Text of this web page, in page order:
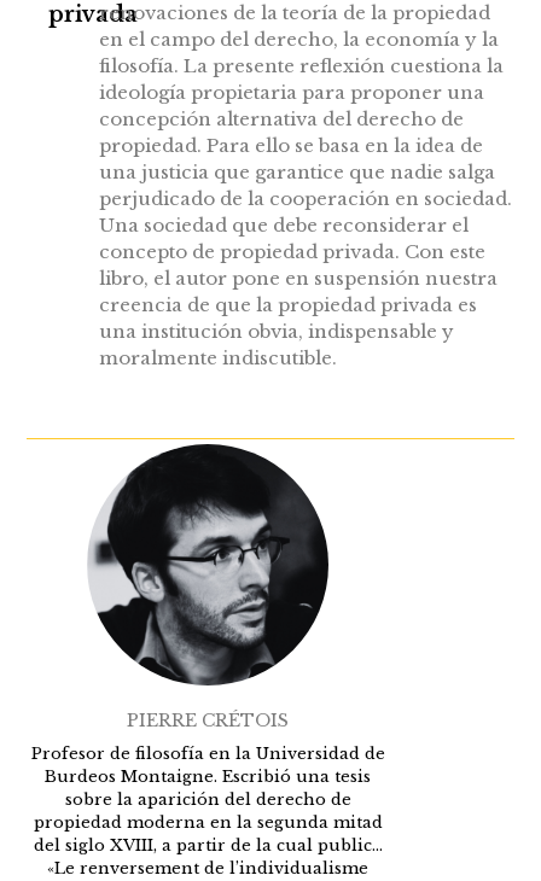
privadarenovaciones de la teoría de la propiedad
en el campo del derecho, la economía y la
filosofía. La presente reflexión cuestiona la
ideología propietaria para proponer una
concepción alternativa del derecho de
propiedad. Para ello se basa en la idea de
una justicia que garantice que nadie salga
perjudicado de la cooperación en sociedad.
Una sociedad que debe reconsiderar el
concepto de propiedad privada. Con este
libro, el autor pone en suspensión nuestra
creencia de que la propiedad privada es
una institución obvia, indispensable y
moralmente indiscutible.
PIERRE CRÉTOIS
Profesor de filosofía en la Universidad de
Burdeos Montaigne. Escribió una tesis
sobre la aparición del derecho de
propiedad moderna en la segunda mitad
del siglo XVIII, a partir de la cual publicó
«Le renversement de l’individualisme